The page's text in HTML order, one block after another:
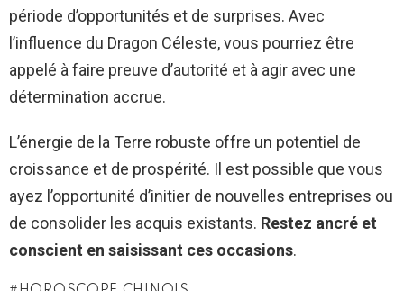
période d’opportunités et de surprises. Avec
l’influence du Dragon Céleste, vous pourriez être
appelé à faire preuve d’autorité et à agir avec une
détermination accrue.
L’énergie de la Terre robuste offre un potentiel de
croissance et de prospérité. Il est possible que vous
ayez l’opportunité d’initier de nouvelles entreprises ou
de consolider les acquis existants. Restez ancré et
conscient en saisissant ces occasions.